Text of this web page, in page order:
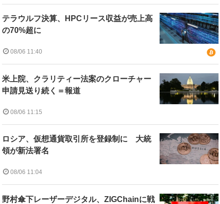
テラウルフ決算、HPCリース収益が売上高
の70%超に
08/06 11:40
米上院、クラリティー法案のクローチャー
申請見送り続く＝報道
08/06 11:15
ロシア、仮想通貨取引所を登録制に 大統
領が新法署名
08/06 11:04
野村傘下レーザーデジタル、ZIGChainに戦